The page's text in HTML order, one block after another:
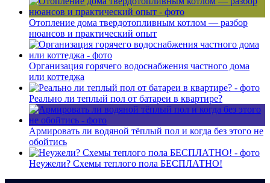
Отопление дома твердотопливным котлом — разбор
нюансов и практический опыт
Организация горячего водоснабжения частного дома
или коттеджа
Реально ли теплый пол от батареи в квартире?
Армировать ли водяной тёплый пол и когда без этого не
обойтись
Неужели? Схемы теплого пола БЕСПЛАТНО!